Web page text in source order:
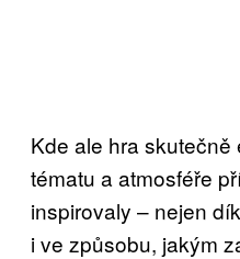
Kde ale hra
tématu a atmosféře
inspirovaly – nejen
i ve způsobu, jakým